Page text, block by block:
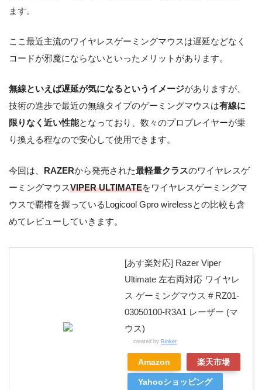
ます。
ここ最近主流のワイヤレスゲーミングマウスは遅延などなく
コードが邪魔にならないといったメリットがあります。
無線といえば遅延が気になるというイメージがありますが、
技術の進歩で最近の無線タイプのゲーミングマウスは有線に
限りなく近い性能となっており、数々のプロプレイヤーが乗
り換える程なので安心して使用できます。
今回は、 RAZERから発売された最軽量クラスのワイヤレスゲ
ーミングマウスVIPER ULTIMATEをワイヤレスゲーミングマ
ウスで覇権を握っているLogicool Gpro wirelessとの比較も含
めてレビューしていきます。
[あす楽対応] Razer Viper
Ultimate 左右両対応 ワイヤレ
ス ゲーミングマウス # RZ01-
03050100-R3A1 レーザー (マ
ウス)
created by Rinker
Amazon 楽天市場
Yahooショッピング